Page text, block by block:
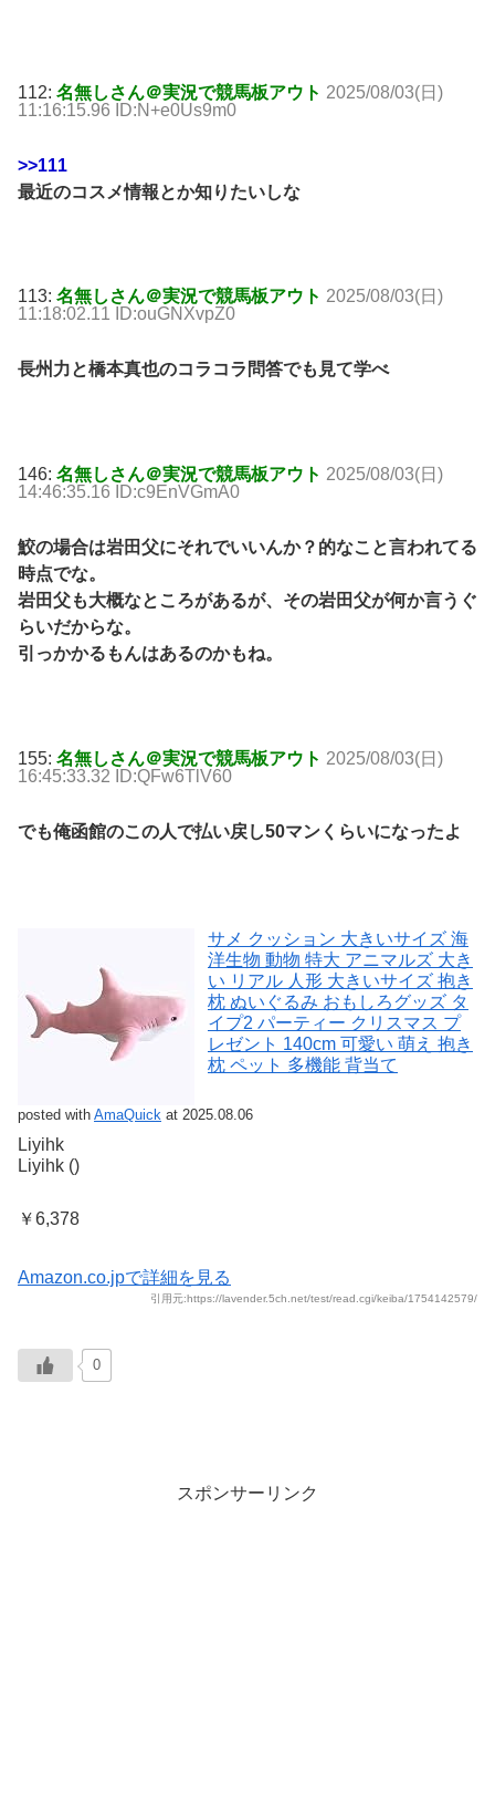
112: 名無しさん＠実況で競馬板アウト 2025/08/03(日)
11:16:15.96 ID:N+e0Us9m0
>>111
最近のコスメ情報とか知りたいしな
113: 名無しさん＠実況で競馬板アウト 2025/08/03(日)
11:18:02.11 ID:ouGNXvpZ0
長州力と橋本真也のコラコラ問答でも見て学べ
146: 名無しさん＠実況で競馬板アウト 2025/08/03(日)
14:46:35.16 ID:c9EnVGmA0
鮫の場合は岩田父にそれでいいんか？的なこと言われてる
時点でな。
岩田父も大概なところがあるが、その岩田父が何か言うぐ
らいだからな。
引っかかるもんはあるのかもね。
155: 名無しさん＠実況で競馬板アウト 2025/08/03(日)
16:45:33.32 ID:QFw6TlV60
でも俺函館のこの人で払い戻し50マンくらいになったよ
サメ クッション 大きいサイズ 海
洋生物 動物 特大 アニマルズ 大き
い リアル 人形 大きいサイズ 抱き
枕 ぬいぐるみ おもしろグッズ タ
イプ2 パーティー クリスマス プ
レゼント 140cm 可愛い 萌え 抱き
枕 ペット 多機能 背当て
posted with AmaQuick at 2025.08.06
Liyihk
Liyihk ()
￥6,378
Amazon.co.jpで詳細を見る
引用元:https://lavender.5ch.net/test/read.cgi/keiba/1754142579/
0
スポンサーリンク